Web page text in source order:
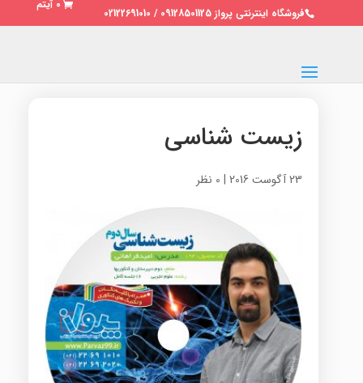
فروشگاه اینترنتی پرواز 09128501125 / 02122691010
0 آیتم
زیست شناسی
23 آگوست 2016 | 0 نظر